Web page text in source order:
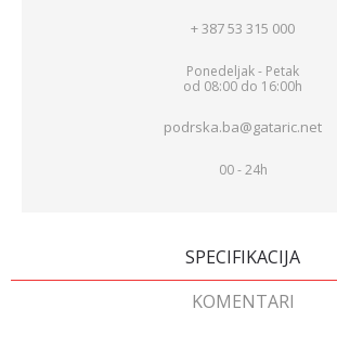
+ 387 53 315 000
Ponedeljak - Petak
od 08:00 do 16:00h
podrska.ba@gataric.net
00 - 24h
SPECIFIKACIJA
KOMENTARI